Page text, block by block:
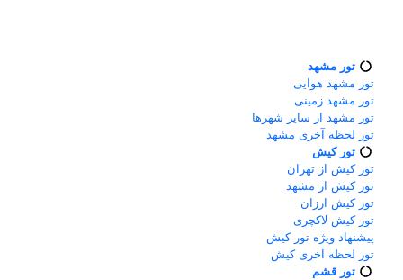
تور مشهد
تور مشهد هوایی
تور مشهد زمینی
تور مشهد از سایر شهرها
تور لحظه آخری مشهد
تور کیش
تور کیش از تهران
تور کیش از مشهد
تور کیش ارزان
تور کیش لاکچری
پیشنهاد ویژه تور کیش
تور لحظه آخری کیش
تور قشم